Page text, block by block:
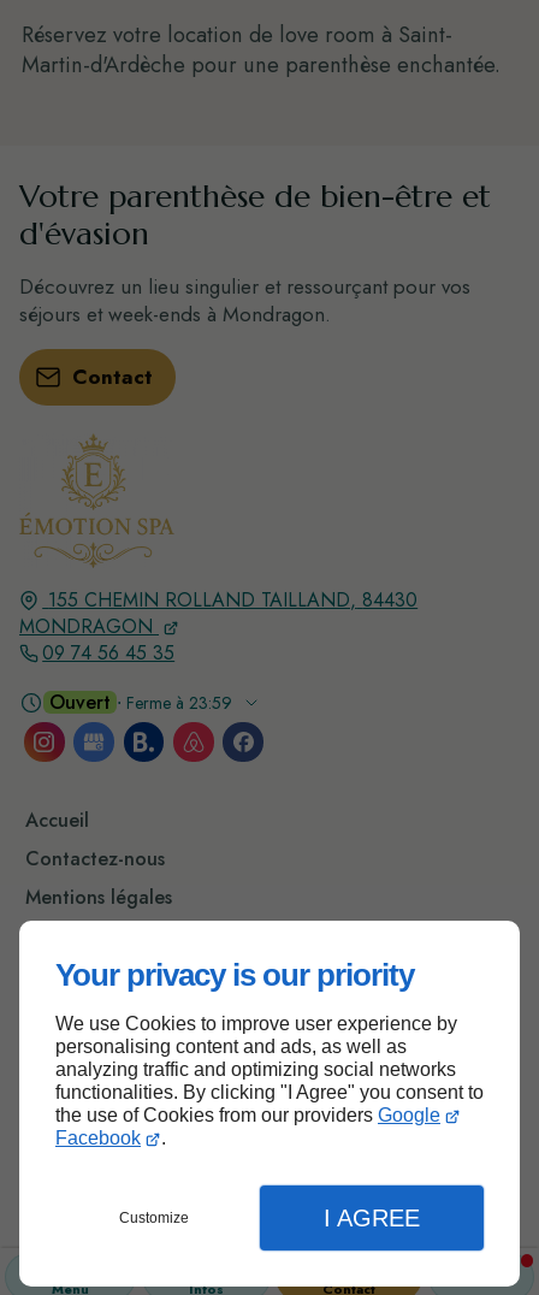
Your privacy is our priority
We use Cookies to improve user experience by
personalising content and ads, as well as
analyzing traffic and optimizing social networks
functionalities. By clicking "I Agree" you consent to
the use of Cookies from our providers Google
Facebook
.
Customize I AGREE
Menu Infos Contact
Réservez votre location de love room à Saint-
Martin-d'Ardèche pour une parenthèse enchantée.
155 CHEMIN ROLLAND TAILLAND, 84430
MONDRAGON
09 74 56 45 35
Ouvert ⋅ Ferme à 23:59
Accueil
Contactez-nous
Mentions légales
Votre parenthèse de bien-être et
d'évasion
Découvrez un lieu singulier et ressourçant pour vos
séjours et week-ends à Mondragon.
Contact
Haut de page